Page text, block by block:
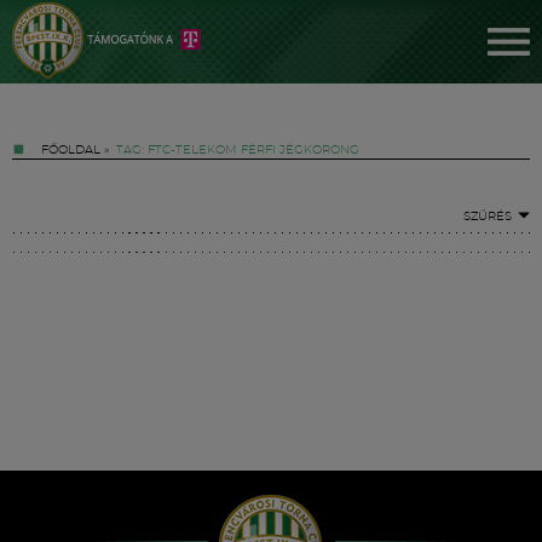
FŐOLDAL » TAG: FTC-TELEKOM FÉRFI JÉGKORONG
SZŰRÉS
Hírek